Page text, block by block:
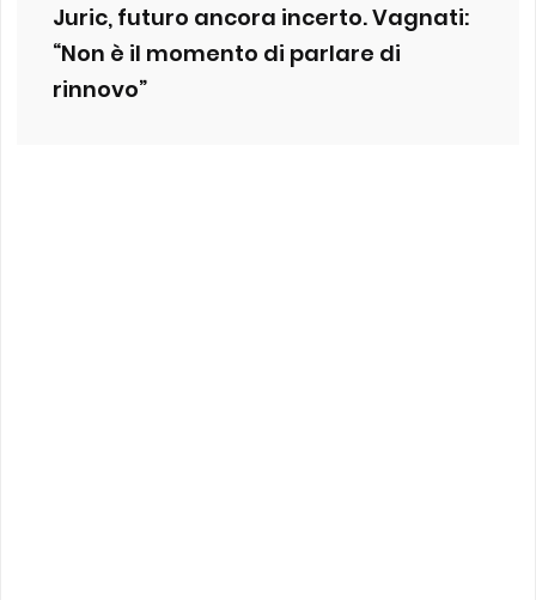
Juric, futuro ancora incerto. Vagnati:
“Non è il momento di parlare di
rinnovo”